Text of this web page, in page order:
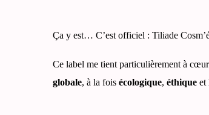
Ça y est… C’est officiel : Tiliade
Ce label me tient particulièrement à
globale, à la fois écologique, éthique et